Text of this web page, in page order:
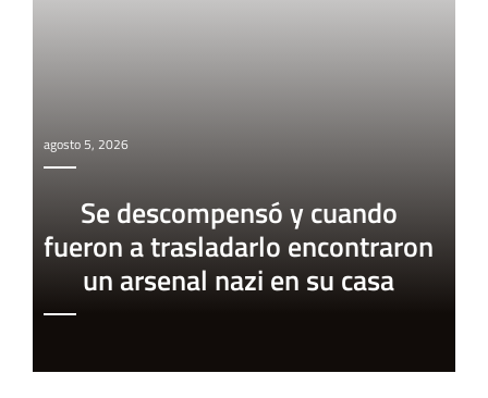
agosto 5, 2026
Se descompensó y cuando
fueron a trasladarlo encontraron
un arsenal nazi en su casa